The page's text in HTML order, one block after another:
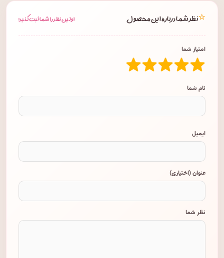
⭐نظر شما درباره این محصول اولین نظر را شما ثبت کنید!
امتیاز شما
نام شما
ایمیل
عنوان (اختیاری)
نظر شما